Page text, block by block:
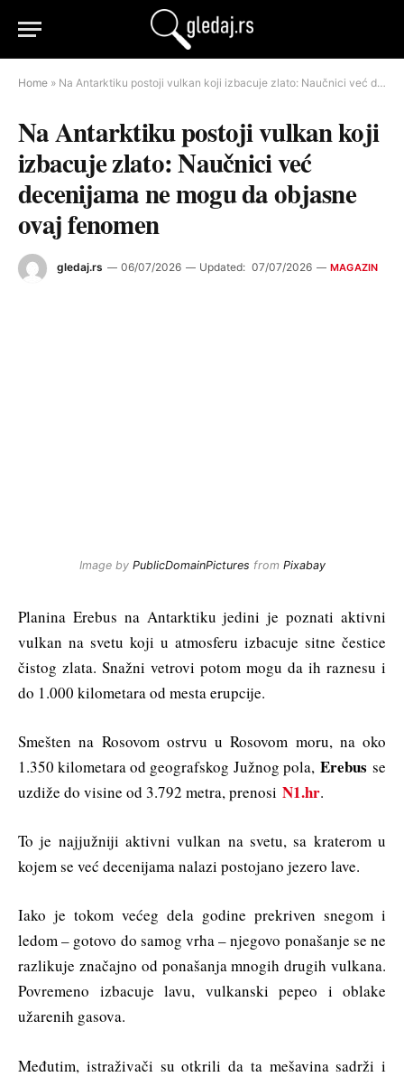
Home » Na Antarktiku postoji vulkan koji izbacuje zlato: Naučnici već decenijama ne mogu da objasne ovaj fenomen
Na Antarktiku postoji vulkan koji
izbacuje zlato: Naučnici već
decenijama ne mogu da objasne
ovaj fenomen
gledaj.rs 06/07/2026 Updated: 07/07/2026 MAGAZIN
Image by PublicDomainPictures from Pixabay
Planina Erebus na Antarktiku jedini je poznati aktivni
vulkan na svetu koji u atmosferu izbacuje sitne čestice
čistog zlata. Snažni vetrovi potom mogu da ih raznesu i
do 1.000 kilometara od mesta erupcije.
Smešten na Rosovom ostrvu u Rosovom moru, na oko
1.350 kilometara od geografskog Južnog pola, Erebusse
uzdiže do visine od 3.792 metra, prenosi N1.hr.
To je najjužniji aktivni vulkan na svetu, sa kraterom u
kojem se već decenijama nalazi postojano jezero lave.
Iako je tokom većeg dela godine prekriven snegom i
ledom – gotovo do samog vrha – njegovo ponašanje se ne
razlikuje značajno od ponašanja mnogih drugih vulkana.
Povremeno izbacuje lavu, vulkanski pepeo i oblake
užarenih gasova.
Međutim, istraživači su otkrili da ta mešavina sadrži i